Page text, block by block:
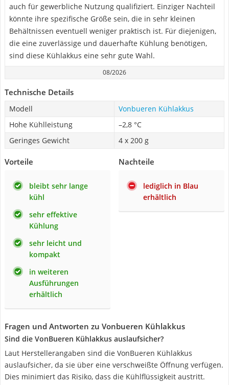
auch für gewerbliche Nutzung qualifiziert. Einziger Nachteil
könnte ihre spezifische Größe sein, die in sehr kleinen
Behältnissen eventuell weniger praktisch ist. Für diejenigen,
die eine zuverlässige und dauerhafte Kühlung benötigen,
sind diese Kühlakkus eine sehr gute Wahl.
08/2026
Technische Details
Modell
Vonbueren Kühlakkus
Hohe Kühlleistung
–2,8 °C
Geringes Gewicht
4 x 200 g
Vorteile
bleibt sehr lange
kühl
sehr effektive
Kühlung
sehr leicht und
kompakt
in weiteren
Ausführungen
erhältlich
Nachteile
lediglich in Blau
erhältlich
Fragen und Antworten zu Vonbueren Kühlakkus
Sind die VonBueren Kühlakkus auslaufsicher?
Laut Herstellerangaben sind die VonBueren Kühlakkus
auslaufsicher, da sie über eine verschweißte Öffnung verfügen.
Dies minimiert das Risiko, dass die Kühlflüssigkeit austritt.